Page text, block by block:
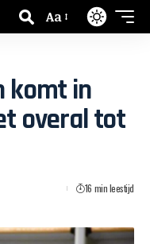
Aa
komt in
overal tot
16 min leestijd